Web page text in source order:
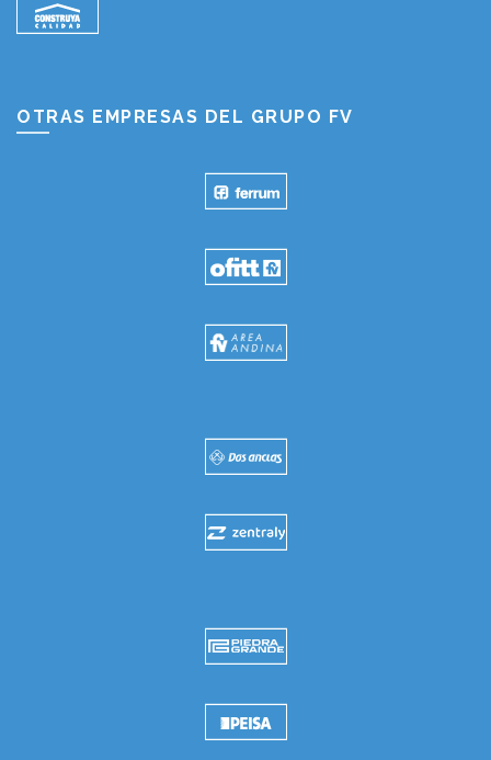
OTRAS EMPRESAS DEL GRUPO FV